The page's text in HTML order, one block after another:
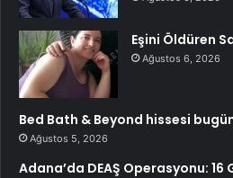
Eşini Öldüren
Ağustos 6, 2026
Bed Bath & Beyond hissesi
Ağustos 5, 2026
Adana’da DEAŞ Operasyonu: 16